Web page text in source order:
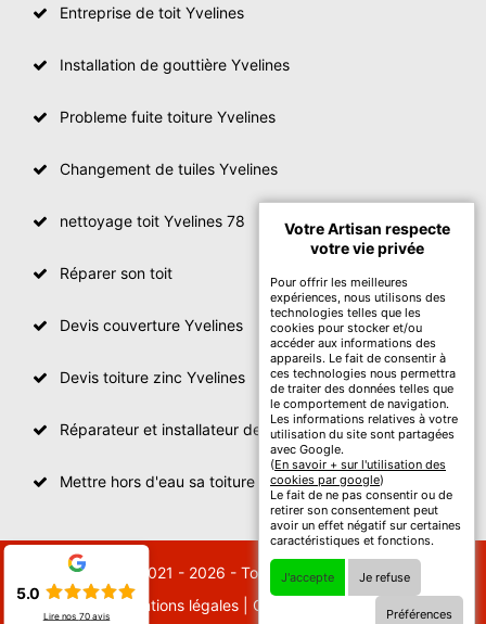
Entreprise de toit Yvelines
Installation de gouttière Yvelines
Probleme fuite toiture Yvelines
Changement de tuiles Yvelines
nettoyage toit Yvelines 78
Réparer son toit
Devis couverture Yvelines
Devis toiture zinc Yvelines
Réparateur et installateur de fenetre de toit Yvelines
Mettre hors d'eau sa toiture Yvelines
© 2021 - 2026 - Tout droit réservé
Mentions légales| Contactez-nous
Votre Artisan respecte
votre vie privée
Pour offrir les meilleures
expériences, nous utilisons des
technologies telles que les
cookies pour stocker et/ou
accéder aux informations des
appareils. Le fait de consentir à
ces technologies nous permettra
de traiter des données telles que
le comportement de navigation.
Les informations relatives à votre
utilisation du site sont partagées
avec Google.
(En savoir + sur l'utilisation des
cookies par google)
Le fait de ne pas consentir ou de
retirer son consentement peut
avoir un effet négatif sur certaines
caractéristiques et fonctions.
J'accepte Je refuse
Préférences
5.0
Lire nos 70avis